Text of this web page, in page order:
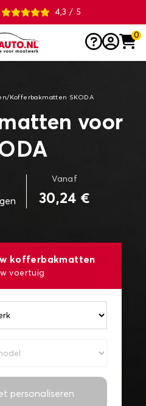
4,3 / 5
0
/ Kofferbakmatten SKODA
voor
Vanaf
30,24 €
kofferbakmatten
voertuig
personaliseren